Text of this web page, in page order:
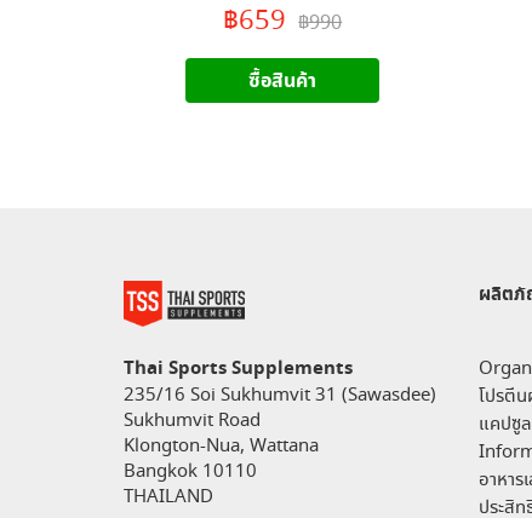
฿659 ฿990
ซื้อสินค้า
Thai Sports Supplements
235/16 Soi Sukhumvit 31 (Sawasdee)
Sukhumvit Road
Klongton-Nua, Wattana
Bangkok 10110
THAILAND
ผลิต
โปรตี
แคปซูล
อาหาร
ประสิ